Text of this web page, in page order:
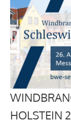
HOLSTEIN